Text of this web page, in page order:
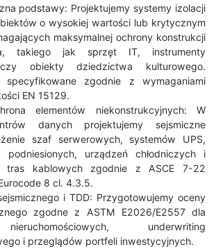
podstawy: Projektujemy systemy izolacji
o wysokiej wartości lub krytycznym
maksymalnej ochrony konstrukcji
takiego jak sprzęt IT, instrumenty
obiekty dziedzictwa kulturowego.
specyfikowane zgodnie z wymaganiami
EN 15129.
elementów niekonstrukcyjnych: W
danych projektujemy sejsmiczne
szaf serwerowych, systemów UPS,
podniesionych, urządzeń chłodniczych i
tras kablowych zgodnie z ASCE 7-22
8 cl. 4.3.5.
i TDD: Przygotowujemy oceny
zgodne z ASTM E2026/E2557 dla
underwriting
i przeglądów portfeli inwestycyjnych.